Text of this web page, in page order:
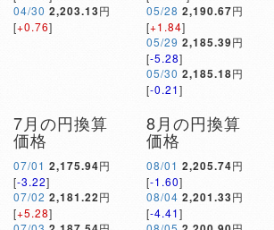
04/30 2,203.13円
[+0.76]
05/28 2,190.67円
[+1.84]
05/29 2,185.39円
[-5.28]
05/30 2,185.18円
[-0.21]
7月の円換算
価格
07/01 2,175.94円
[-3.22]
07/02 2,181.22円
[+5.28]
8月の円換算
価格
08/01 2,205.74円
[-1.60]
08/04 2,201.33円
[-4.41]